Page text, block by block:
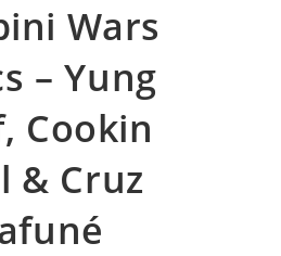
Wars
– Yung
Cookin
& Cruz